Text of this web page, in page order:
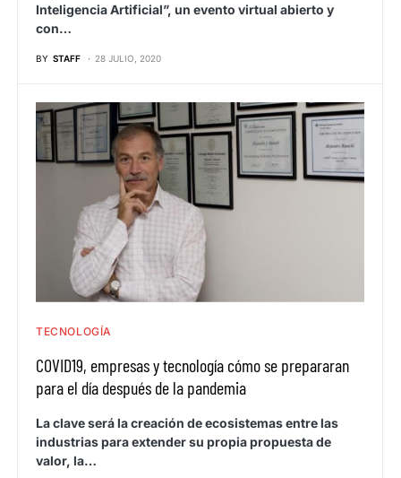
Inteligencia Artificial”, un evento virtual abierto y
con…
BY STAFF 28 JULIO, 2020
TECNOLOGÍA
COVID19, empresas y tecnología cómo se prepararan
para el día después de la pandemia
La clave será la creación de ecosistemas entre las
industrias para extender su propia propuesta de
valor, la…